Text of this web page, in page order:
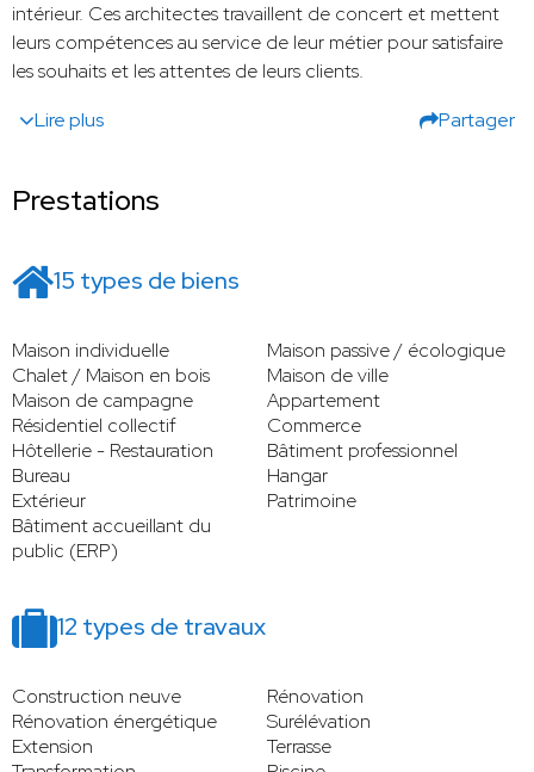
intérieur. Ces architectes travaillent de concert et mettent
leurs compétences au service de leur métier pour satisfaire
les souhaits et les attentes de leurs clients.
Lire plus
Partager
Prestations
15 types de biens
Maison individuelle
Maison passive / écologique
Chalet / Maison en bois
Maison de ville
Maison de campagne
Appartement
Résidentiel collectif
Commerce
Hôtellerie - Restauration
Bâtiment professionnel
Bureau
Hangar
Extérieur
Patrimoine
Bâtiment accueillant du
public (ERP)
12 types de travaux
Construction neuve
Rénovation
Rénovation énergétique
Surélévation
Extension
Terrasse